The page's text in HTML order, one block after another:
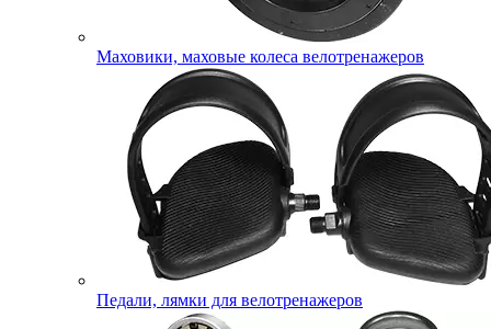
Маховики, маховые колеса велотренажеров
Педали, лямки для велотренажеров